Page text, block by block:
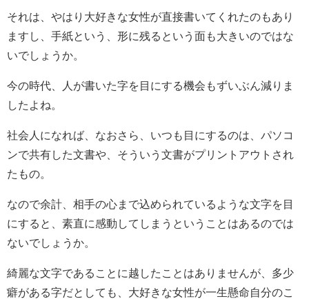
それは、やはり大好きな女性が直接書いてくれたのもあり
ますし、手紙という、形に残るという面も大きいのではな
いでしょうか。
今の時代、人が書いた字を目にする機会もずいぶん減りま
したよね。
社会人になれば、なおさら、いつも目にするのは、パソコ
ンで共有した文書や、そういう文書がプリントアウトされ
たもの。
なので余計、相手の心まで込められているような文字を目
にすると、素直に感動してしまうということはあるのでは
ないでしょうか。
綺麗な文字であることに越したことはありませんが、多少
癖がある字だとしても、大好きな女性が一生懸命自分のこ